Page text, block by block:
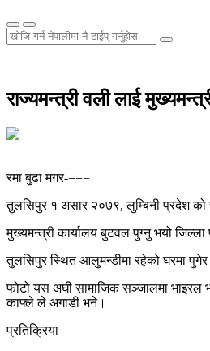
राज्यमन्त्री वली लाई
रमा बुढा मगर-===
तुलसिपुर १ असार २०७९, लुम्बिनी प्रदेश को
मुख्यमन्त्री कार्यालय बुटवल पुग्नु भयो
तुलसिपुर स्थित आलुमन्डीमा रहेको घरमा
फोटो यस अघी सामाजिक सञ्जालमा भाइरल
काफ्ले ले अगाडी भने।
प्रतिक्रिया